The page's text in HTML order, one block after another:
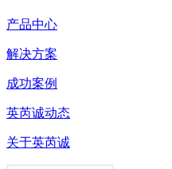
产品中心
解决方案
成功案例
英芮诚动态
关于英芮诚